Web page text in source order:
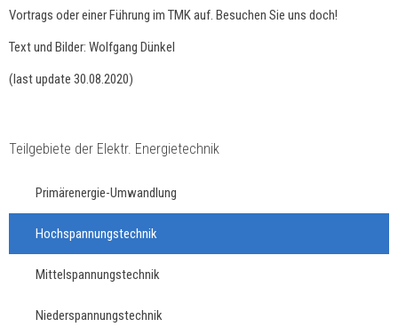
Vortrags oder einer Führung im TMK auf. Besuchen Sie uns doch!
Text und Bilder: Wolfgang Dünkel
(last update 30.08.2020)
Teilgebiete der Elektr. Energietechnik
Primärenergie-Umwandlung
Hochspannungstechnik
Mittelspannungstechnik
Niederspannungstechnik